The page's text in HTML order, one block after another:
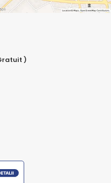
)